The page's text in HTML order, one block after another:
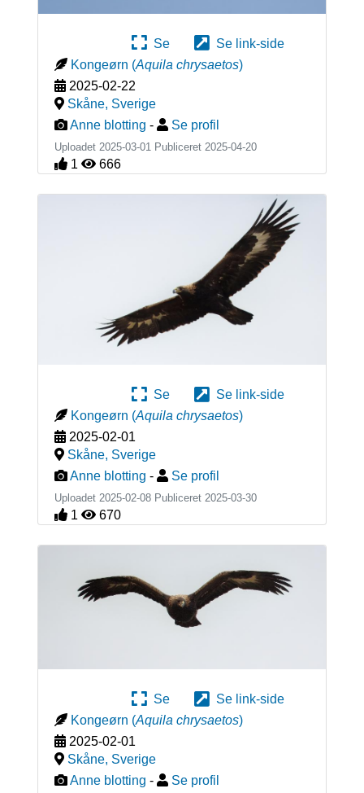
Se
Se link-side
Kongeørn (Aquila chrysaetos)
2025-02-22
Skåne, Sverige
Anne blotting - Se profil
Uploadet 2025-03-01 Publiceret 2025-04-20
1 666
Se
Se link-side
Kongeørn (Aquila chrysaetos)
2025-02-01
Skåne, Sverige
Anne blotting - Se profil
Uploadet 2025-02-08 Publiceret 2025-03-30
1 670
Se
Se link-side
Kongeørn (Aquila chrysaetos)
2025-02-01
Skåne, Sverige
Anne blotting - Se profil